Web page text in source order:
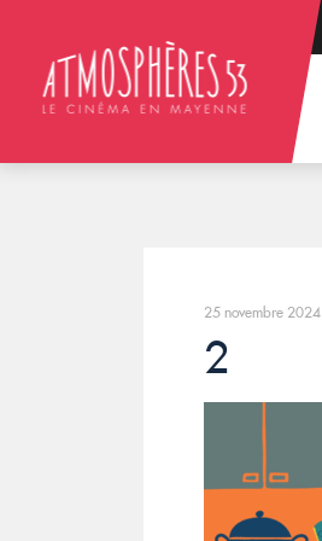
25 novembre 2024
2